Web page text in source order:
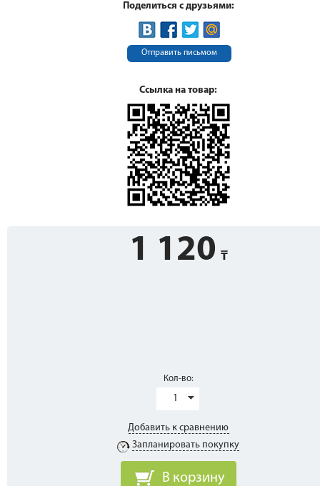
Поделиться с друзьями:
Отправить письмом
Ссылка на товар:
1 120
Кол-во:
1
Добавить к сравнению
Запланировать покупку
В корзину